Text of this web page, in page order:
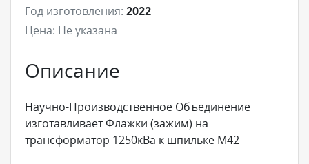
Год изготовления: 2022
Цена: Не указана
Описание
Научно-Производственное Объединение
изготавливает Флажки (зажим) на
трансформатор 1250кВа к шпильке М42